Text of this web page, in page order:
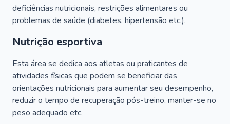
deficiências nutricionais, restrições alimentares ou
problemas de saúde (diabetes, hipertensão etc.).
Nutrição esportiva
Esta área se dedica aos atletas ou praticantes de
atividades físicas que podem se beneficiar das
orientações nutricionais para aumentar seu desempenho,
reduzir o tempo de recuperação pós-treino, manter-se no
peso adequado etc.